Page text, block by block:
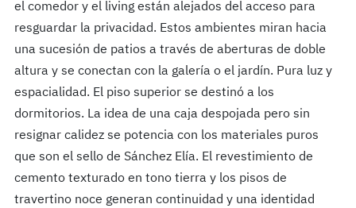
el comedor y el living están alejados del acceso para
resguardar la privacidad. Estos ambientes miran hacia
una sucesión de patios a través de aberturas de doble
altura y se conectan con la galería o el jardín. Pura luz y
espacialidad. El piso superior se destinó a los
dormitorios. La idea de una caja despojada pero sin
resignar calidez se potencia con los materiales puros
que son el sello de Sánchez Elía. El revestimiento de
cemento texturado en tono tierra y los pisos de
travertino noce generan continuidad y una identidad